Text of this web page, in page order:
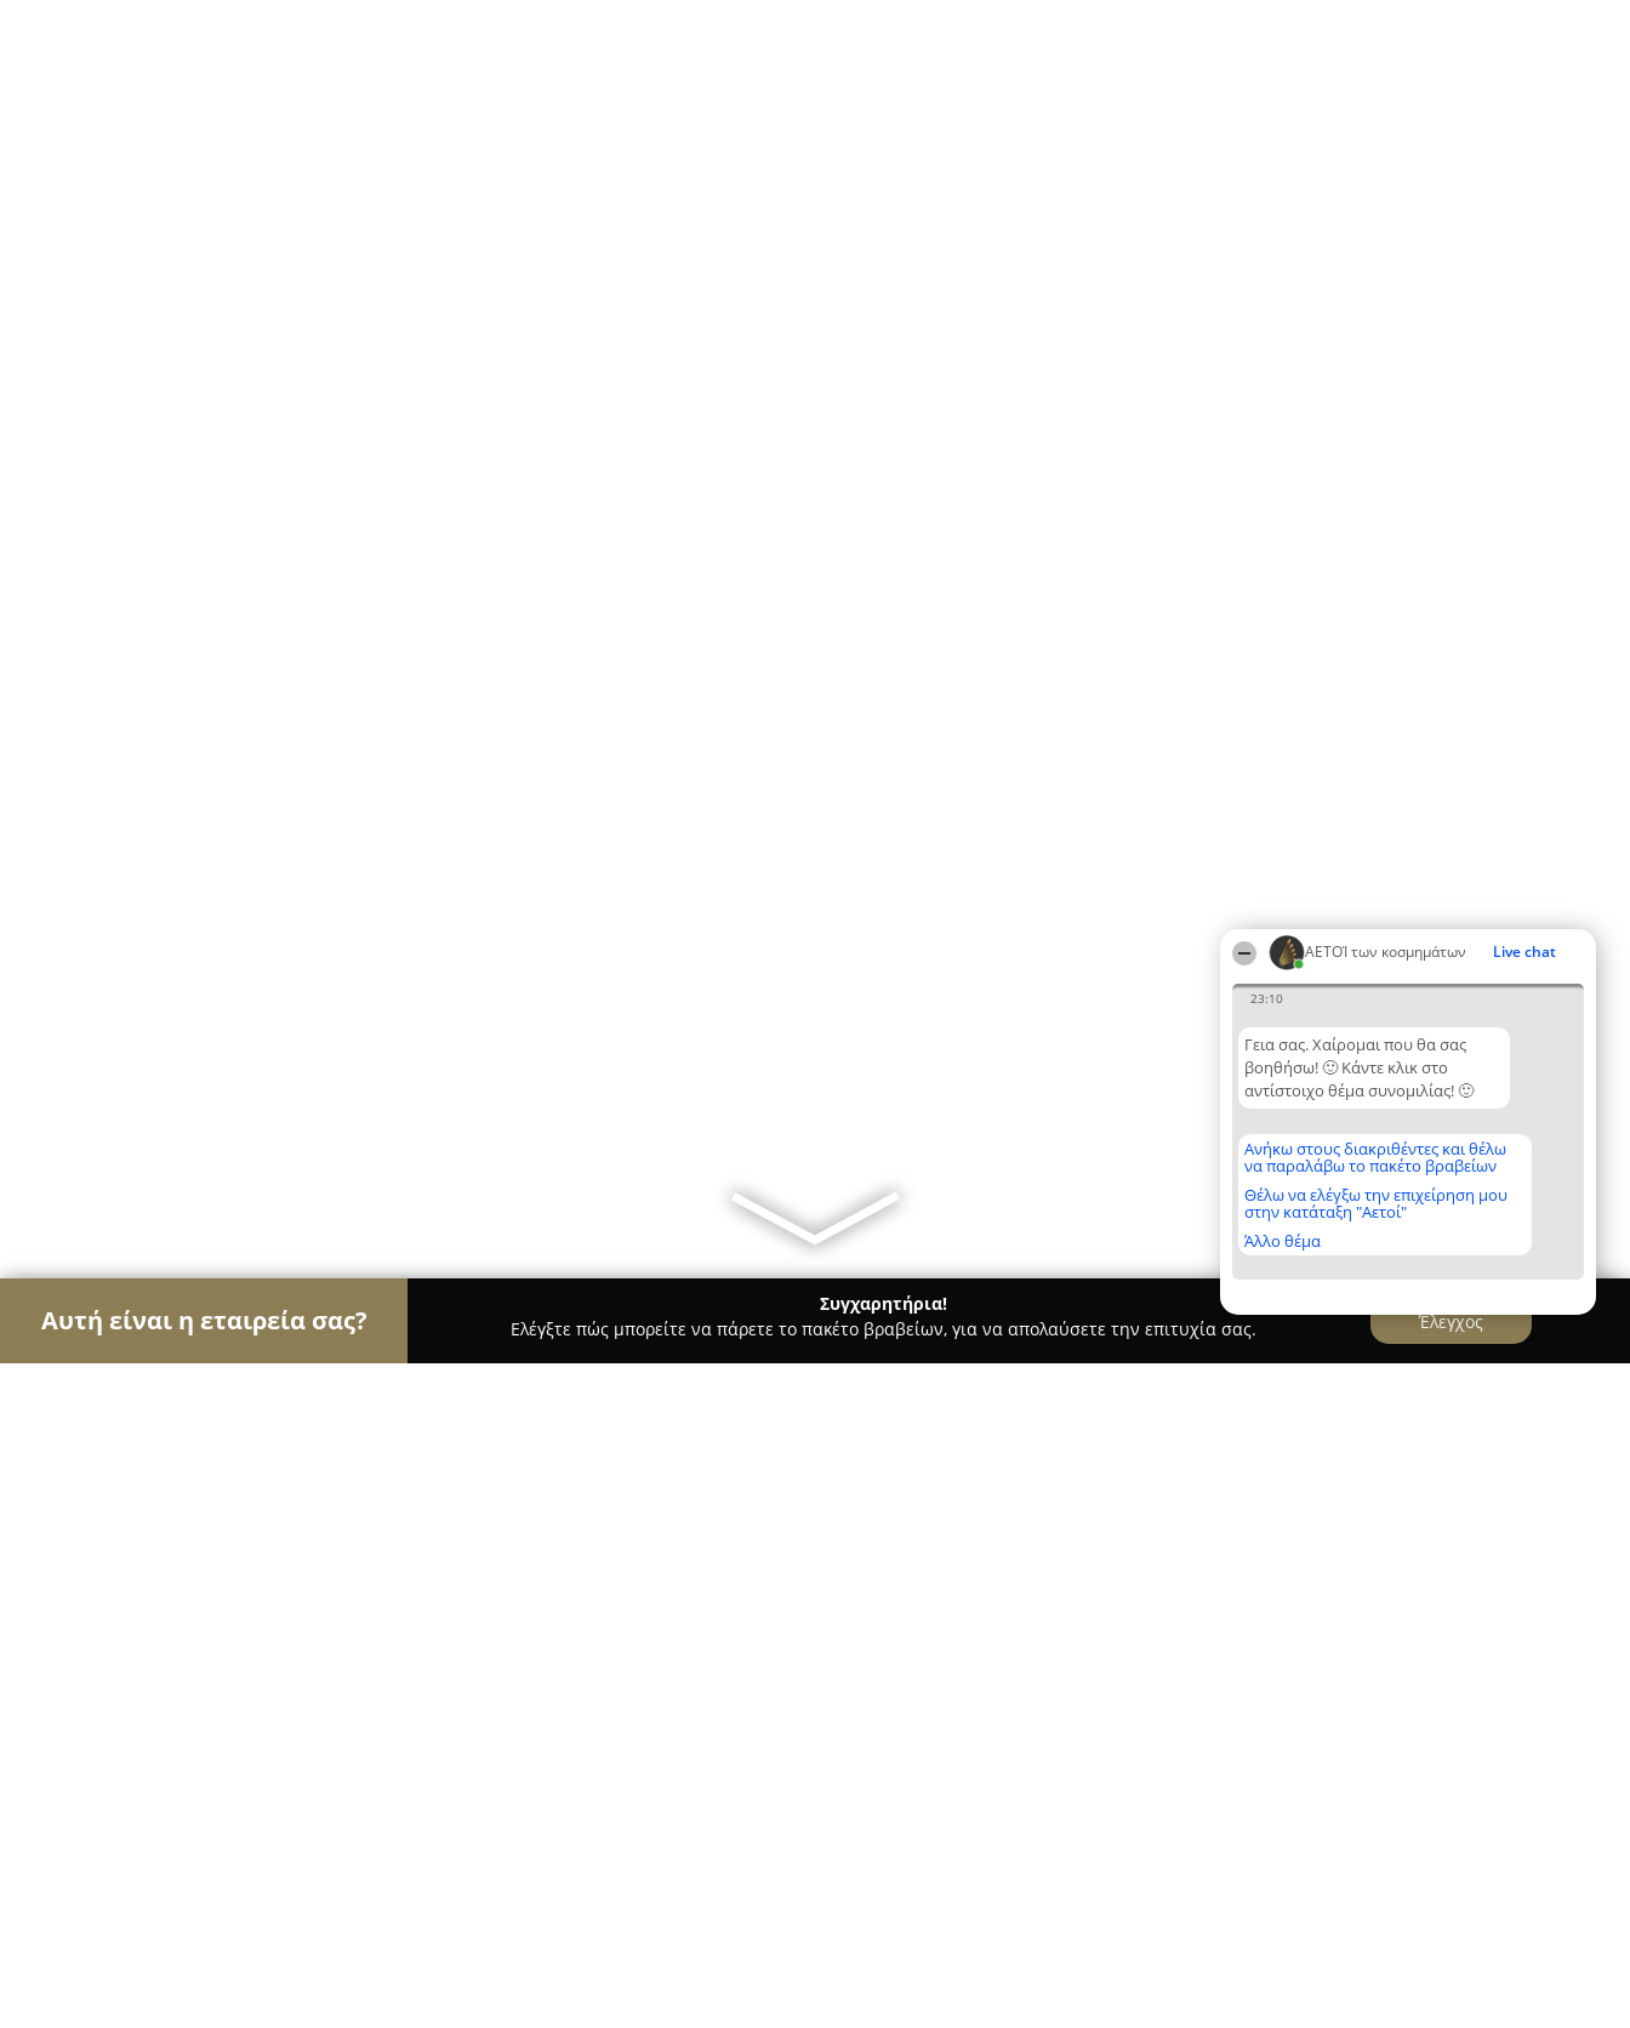
ΑΕΤΟΊ των κοσμημάτων Live chat
23:10
Γεια σας. Χαίρομαι που θα σας
βοηθήσω! 🙂 Κάντε κλικ στο
αντίστοιχο θέμα συνομιλίας! 🙂
Ανήκω στους διακριθέντες και θέλω
να παραλάβω το πακέτο βραβείων
Θέλω να ελέγξω την επιχείρηση μου
στην κατάταξη "Αετοί"
Άλλο θέμα
Αυτή είναι η εταιρεία σας?
Συγχαρητήρια!
Ελέγξτε πώς μπορείτε να πάρετε το πακέτο βραβείων, για να απολαύσετε την επιτυχία σας.
Έλεγχος